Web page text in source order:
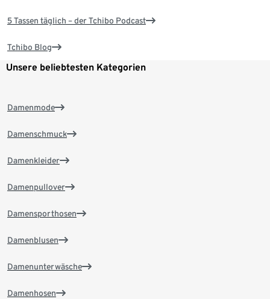
5 Tassen täglich – der Tchibo Podcast
Tchibo Blog
Unsere beliebtesten Kategorien
Damenmode
Damenschmuck
Damenkleider
Damenpullover
Damensporthosen
Damenblusen
Damenunterwäsche
Damenhosen